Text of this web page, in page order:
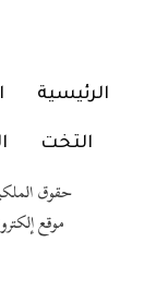
الرئيسية
التخت
حقوق الملكية
موقع